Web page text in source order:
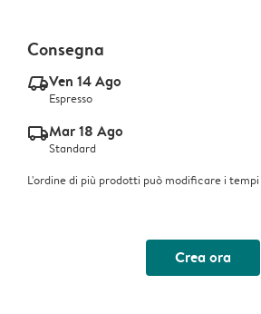
Consegna
delivery_express_v2Ven 14 Ago
Espresso
delivery_standard_v2Mar 18 Ago
Standard
L'ordine di più prodotti può modificare i tempi
Crea ora